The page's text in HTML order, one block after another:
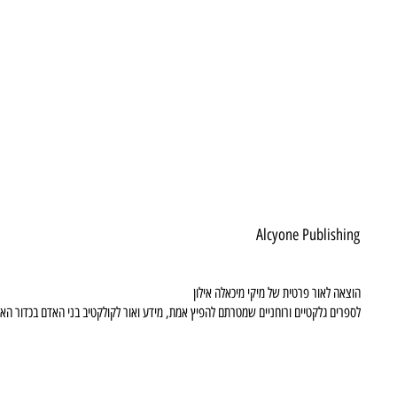
Alcyone Publishing
הוצאה לאור פרטית של מיקי מיכאלה אילון
לספרים גלקטיים ורוחניים שמטרתם להפיץ אמת, מידע ואור לקולקטיב בני האדם בכדור